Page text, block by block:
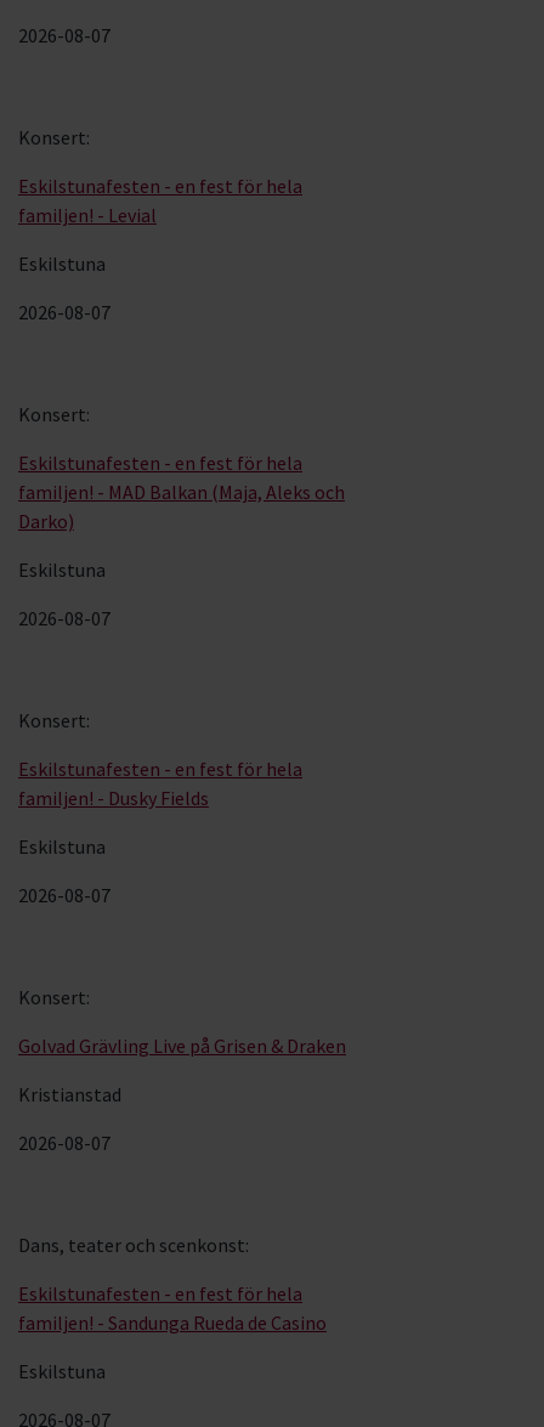
2026-08-07
Eskilstunafesten - en fest för hela
familjen! - Levial
Eskilstuna
2026-08-07
Konsert:
Eskilstunafesten - en fest för hela
familjen! - MAD Balkan (Maja, Aleks och
Darko)
Eskilstuna
2026-08-07
Konsert:
Eskilstunafesten - en fest för hela
familjen! - Dusky Fields
Eskilstuna
2026-08-07
Konsert:
Golvad Grävling Live på Grisen & Draken
Kristianstad
2026-08-07
Konsert:
Eskilstunafesten - en fest för hela
familjen! - Sandunga Rueda de Casino
Eskilstuna
2026-08-07
Dans, teater och scenkonst: